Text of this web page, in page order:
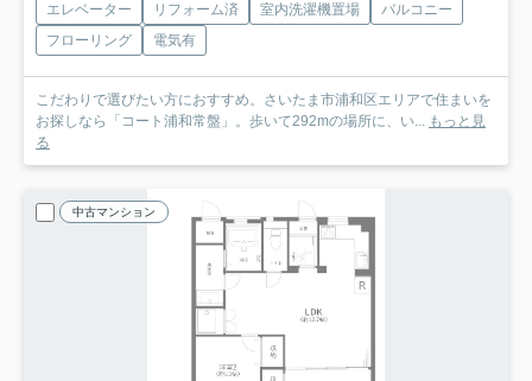
エレベーター リフォーム済 室内洗濯機置場
バルコニー
フローリング
電気有
こだわりで選びたい方におすすめ。さいたま市浦和区エリアで住まいを
お探しなら「コート浦和常盤」。歩いて292mの場所に、い... もっと見
る
中古マンション